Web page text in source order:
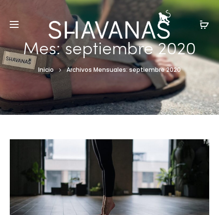
Mes:septiembre 2020
Inicio Archivos Mensuales: septiembre 2020